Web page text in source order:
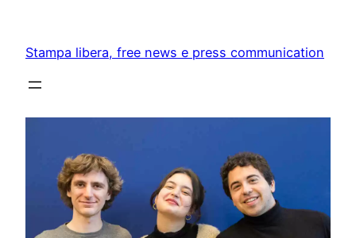
content
Stampa libera, free news e press communication